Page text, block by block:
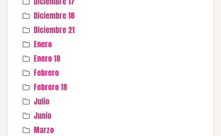
Diciembre 18
Diciembre 21
Enero
Enero 18
Febrero
Febrero 18
Julio
Junio
Marzo